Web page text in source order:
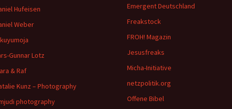
Hufeisen
Weber
Gunnar Lotz
& Raf
Kunz – Photography
photography
Emergent Deutschland
Freakstock
FROH! Magazin
Jesusfreaks
Micha-Initiative
netzpolitik.org
Offene Bibel